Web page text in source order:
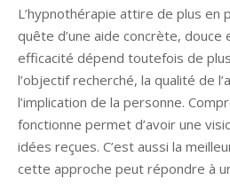
L’hypnothérapie attire de plus en
quête d’une aide concrète, douce
efficacité dépend toutefois de
l’objectif recherché, la qualité de
l’implication de la personne.
fonctionne permet d’avoir une
idées reçues. C’est aussi la
cette approche peut répondre à